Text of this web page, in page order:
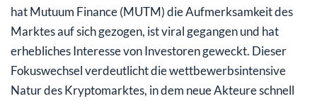
hat Mutuum Finance (MUTM) die Aufmerksamkeit des
Marktes auf sich gezogen, ist viral gegangen und hat
erhebliches Interesse von Investoren geweckt. Dieser
Fokuswechsel verdeutlicht die wettbewerbsintensive
Natur des Kryptomarktes, in dem neue Akteure schnell